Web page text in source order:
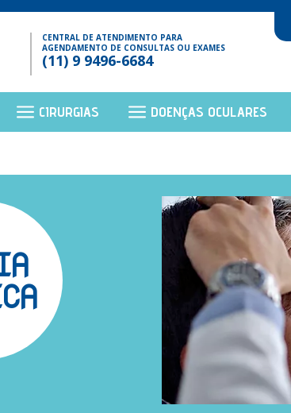
CENTRAL DE ATENDIMENTO PARA
AGENDAMENTO DE CONSULTAS OU EXAMES
(11) 9 9496-6684
CIRURGIAS DOENÇAS OCULARES